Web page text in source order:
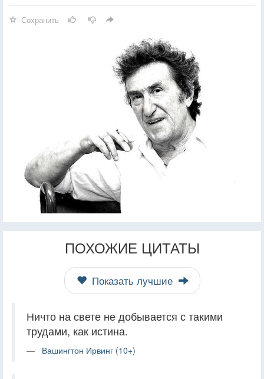
Сохранить
ПОХОЖИЕ ЦИТАТЫ
Показать лучшие
Ничто на свете не добывается с такими
трудами, как истина.
Вашингтон Ирвинг (10+)